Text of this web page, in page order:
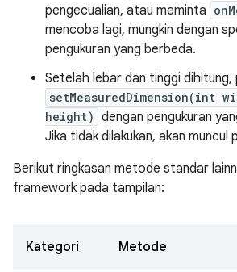
pengecualian, atau meminta
mencoba lagi, mungkin dengan
pengukuran yang berbeda.
Setelah lebar dan tinggi
setMeasuredDimension(int
height) dengan pengukuran
Jika tidak dilakukan, akan muncul
Berikut ringkasan metode standar
framework pada tampilan:
Kategori Metode